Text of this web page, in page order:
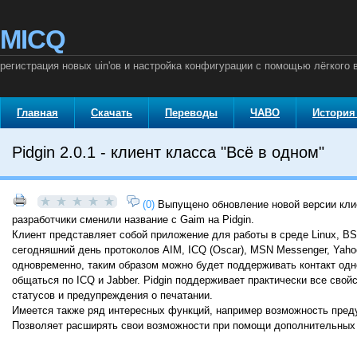
MICQ
регистрация новых uin'ов и настройка конфигурации с помощью лёгкого
Главная Скачать Переводы ЧАВО
Pidgin 2.0.1 - клиент класса "Всё в одном"
(0) Выпущено обновление новой версии
разработчики сменили название с Gaim на Pidgin.
Клиент представляет собой приложение для работы в среде Linux,
сегодняшний день протоколов AIM, ICQ (Oscar), MSN Messenger,
одновременно, таким образом можно будет поддерживать контакт
общаться по ICQ и Jabber. Pidgin поддерживает практически все
статусов и предупреждения о печатании.
Имеется также ряд интересных функций, например возможность
Позволяет расширять свои возможности при помощи